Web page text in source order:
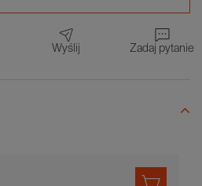
Wyślij Zadaj pytanie